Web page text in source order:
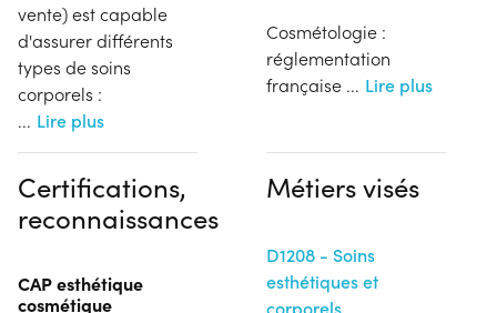
vente) est capable
d'assurer différents
types de soins
corporels :
... Lire plus
Cosmétologie :
réglementation
française ... Lire plus
Certifications,
reconnaissances
CAP esthétique
cosmétique
Métiers visés
D1208 - Soins
esthétiques et
corporels